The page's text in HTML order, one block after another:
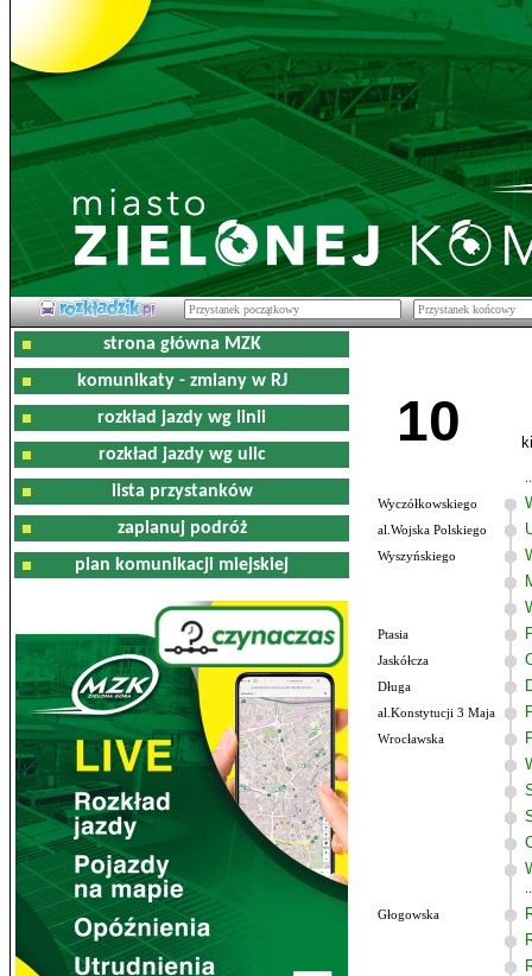
strona główna MZK
komunikaty - zmiany w RJ
rozkład jazdy wg linii
rozkład jazdy wg ulic
lista przystanków
zaplanuj podróż
plan komunikacji miejskiej
10
Wyczółkowskiego
al.Wojska Polskiego
Wyszyńskiego
Ptasia
Jaskółcza
Długa
al.Konstytucji 3 Maja
Wrocławska
Głogowska